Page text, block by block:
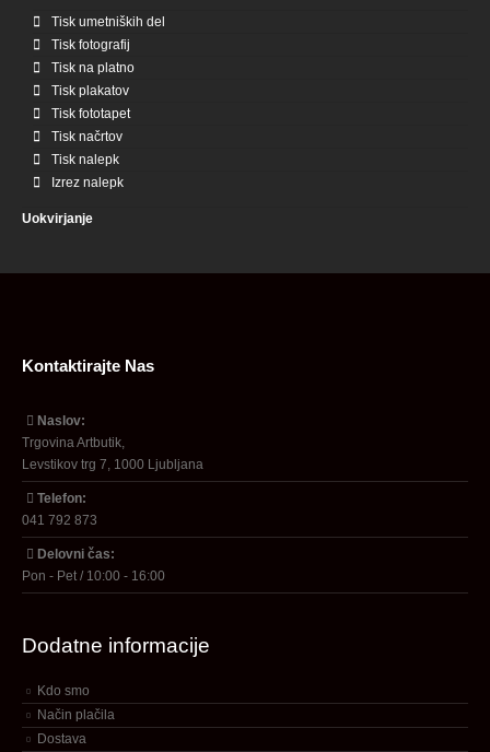
Tisk umetniških del
Tisk fotografij
Tisk na platno
Tisk plakatov
Tisk fototapet
Tisk načrtov
Tisk nalepk
Izrez nalepk
Uokvirjanje
Kontaktirajte Nas
Naslov:
Trgovina Artbutik,
Levstikov trg 7, 1000 Ljubljana
Telefon:
041 792 873
Delovni čas:
Pon - Pet / 10:00 - 16:00
Dodatne informacije
Kdo smo
Način plačila
Dostava